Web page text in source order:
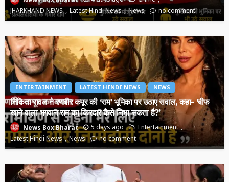
JHARKHAND NEWS
Latest Hindi News News no comment
ENTERTAINMENT LATEST HINDI NEWS NEWS
निकिता रावल ने रणबीर कपूर की ‘राम’ भूमिका पर उठाए सवाल, कहा- ‘बीफ
खाने वाला भगवान राम का किरदार कैसे निभा सकता है?’
News Box Bharat 5 days ago
Entertainment
Latest Hindi News
News no comment